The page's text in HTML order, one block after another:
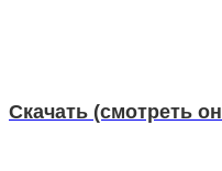
Скачать (смотреть